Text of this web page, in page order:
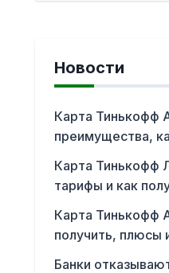
Новости
Карта Тинькофф
преимущества,
Карта Тинькофф
тарифы и как
Карта Тинькофф
получить, плюсы
Банки